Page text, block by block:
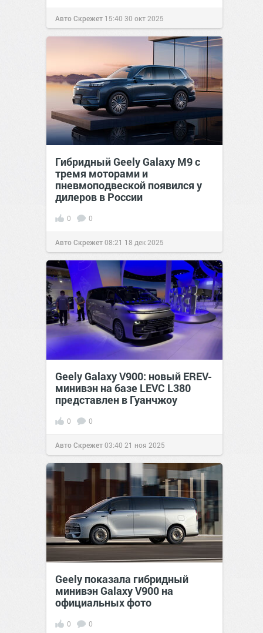
Авто Скрежет 15:40 30 окт 2025
Гибридный Geely Galaxy M9 с
тремя моторами и
пневмоподвеской появился у
дилеров в России
0 0
Авто Скрежет08:21 18 дек 2025
Geely Galaxy V900: новый EREV-
минивэн на базе LEVC L380
представлен в Гуанчжоу
0 0
Авто Скрежет03:40 21 ноя 2025
Geely показала гибридный
минивэн Galaxy V900 на
официальных фото
0 0